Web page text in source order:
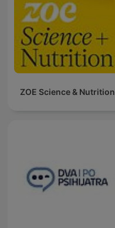
ZOE Science & Nutrition